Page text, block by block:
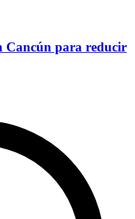
Cancún para reducir